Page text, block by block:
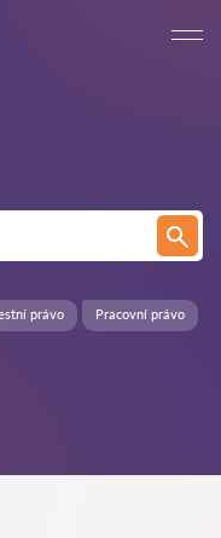
Pracovní právo
právo